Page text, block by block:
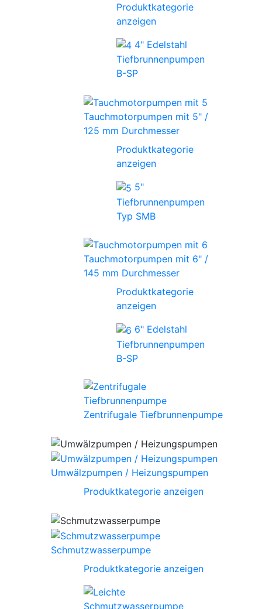
Produktkategorie
anzeigen
4" Edelstahl
Tiefbrunnenpumpen
B-SP
Tauchmotorpumpen mit 5" /
125 mm Durchmesser
Produktkategorie
anzeigen
5"
Tiefbrunnenpumpen
Typ SMB
Tauchmotorpumpen mit 6" /
145 mm Durchmesser
Produktkategorie
anzeigen
6" Edelstahl
Tiefbrunnenpumpen
B-SP
Zentrifugale Tiefbrunnenpumpe
Umwälzpumpen / Heizungspumpen
Produktkategorie anzeigen
Schmutzwasserpumpe
Produktkategorie anzeigen